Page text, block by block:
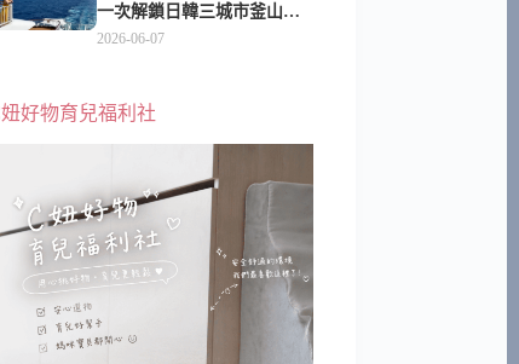
一次解鎖日韓三城市釜山、
長崎、那霸｜餐點升級、表
2026-06-07
好物育兒福利社